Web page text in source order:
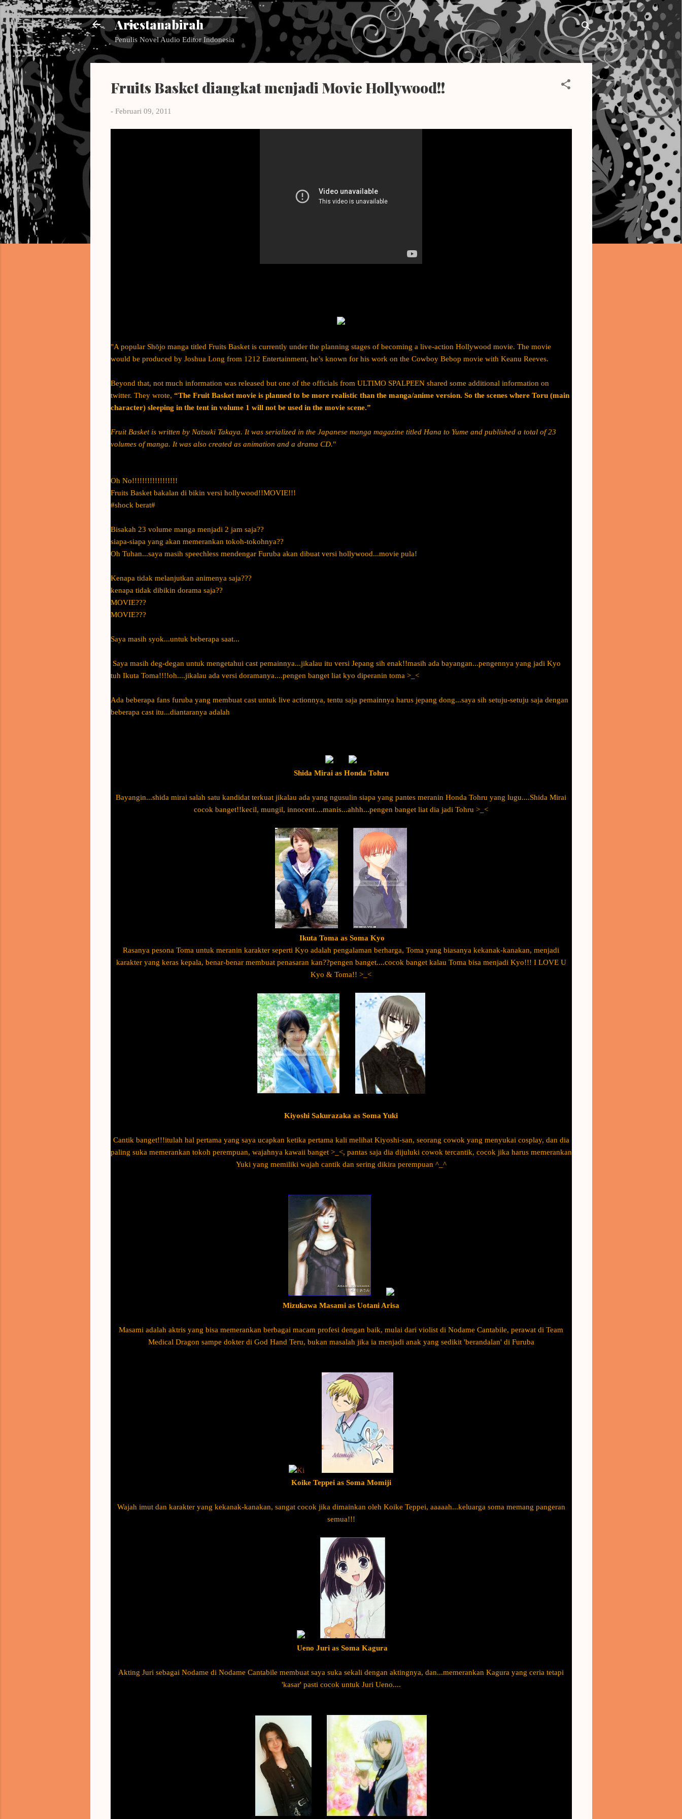
Langsung ke konten utama
Ariestanabirah
Penulis Novel Audio Editor Indonesia
Fruits Basket diangkat menjadi Movie Hollywood!!
- Februari 09, 2011
"A popular Shōjo manga titled Fruits Basket is currently under the planning stages of becoming a live-action Hollywood movie. The movie
would be produced by Joshua Long from 1212 Entertainment, he’s known for his work on the Cowboy Bebop movie with Keanu Reeves.
Beyond that, not much information was released but one of the officials from ULTIMO SPALPEEN shared some additional information on
twitter. They wrote, “The Fruit Basket movie is planned to be more realistic than the manga/anime version. So the scenes where Toru (main
character) sleeping in the tent in volume 1 will not be used in the movie scene.”
Fruit Basket is written by Natsuki Takaya. It was serialized in the Japanese manga magazine titled Hana to Yume and published a total of 23
volumes of manga. It was also created as animation and a drama CD."
Oh No!!!!!!!!!!!!!!!!!!
Fruits Basket bakalan di bikin versi hollywood!!MOVIE!!!
#shock berat#
Bisakah 23 volume manga menjadi 2 jam saja??
siapa-siapa yang akan memerankan tokoh-tokohnya??
Oh Tuhan...saya masih speechless mendengar Furuba akan dibuat versi hollywood...movie pula!
Kenapa tidak melanjutkan animenya saja???
kenapa tidak dibikin dorama saja??
MOVIE???
MOVIE???
Saya masih syok...untuk beberapa saat...
Saya masih deg-degan untuk mengetahui cast pemainnya...jikalau itu versi Jepang sih enak!!masih ada bayangan...pengennya yang jadi Kyo
tuh Ikuta Toma!!!!oh....jikalau ada versi doramanya....pengen banget liat kyo diperanin toma >_<
Ada beberapa fans furuba yang membuat cast untuk live actionnya, tentu saja pemainnya harus jepang dong...saya sih setuju-setuju saja dengan
beberapa cast itu...diantaranya adalah
Shida Mirai as Honda Tohru
Bayangin...shida mirai salah satu kandidat terkuat jikalau ada yang ngusulin siapa yang pantes meranin Honda Tohru yang lugu....Shida Mirai
cocok banget!!kecil, mungil, innocent....manis...ahhh...pengen banget liat dia jadi Tohru >_<
Ikuta Toma as Soma Kyo
Rasanya pesona Toma untuk meranin karakter seperti Kyo adalah pengalaman berharga, Toma yang biasanya kekanak-kanakan, menjadi
karakter yang keras kepala, benar-benar membuat penasaran kan??pengen banget....cocok banget kalau Toma bisa menjadi Kyo!!! I LOVE U
Kyo & Toma!! >_<
Kiyoshi Sakurazaka as Soma Yuki
Cantik banget!!!itulah hal pertama yang saya ucapkan ketika pertama kali melihat Kiyoshi-san, seorang cowok yang menyukai cosplay, dan dia
paling suka memerankan tokoh perempuan, wajahnya kawaii banget >_<, pantas saja dia dijuluki cowok tercantik, cocok jika harus memerankan
Yuki yang memiliki wajah cantik dan sering dikira perempuan ^_^
Mizukawa Masami as Uotani Arisa
Masami adalah aktris yang bisa memerankan berbagai macam profesi dengan baik, mulai dari violist di Nodame Cantabile, perawat di Team
Medical Dragon sampe dokter di God Hand Teru, bukan masalah jika ia menjadi anak yang sedikit 'berandalan' di Furuba
Ki
Koike Teppei as Soma Momiji
Wajah imut dan karakter yang kekanak-kanakan, sangat cocok jika dimainkan oleh Koike Teppei, aaaaah...keluarga soma memang pangeran
semua!!!
Ueno Juri as Soma Kagura
Akting Juri sebagai Nodame di Nodame Cantabile membuat saya suka sekali dengan aktingnya, dan...memerankan Kagura yang ceria tetapi
'kasar' pasti cocok untuk Juri Ueno....